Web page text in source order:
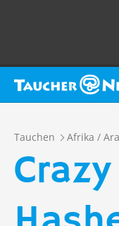
Tauchen Afrika /